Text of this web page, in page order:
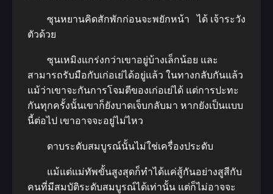
ซุนหยานคิดสักพักก่อนจะพยักหน้า ได้ เจ้าระวัง
ตัวด้วย
ซุนเหมิงแกร่งกว่าเขาอยู่บ้างเล็กน้อย และ
สามารถรับมือกับเก่อเย่ได้อยู่แล้ว ในทางกลับกันแล้ว
แม้ว่าเขาจะกันการโจมตีของเก่อเย่ได้ แต่การปะทะ
กันทุกครั้งนั้นเขาก็ยังบาดเจ็บกลับมา หากยังเป็นแบบ
นี้ต่อไป เขาอาจจะอยู่ไม่ไหว
ดาบระดับสมบูรณ์นั้นไม่ใช่เครื่องประดับ
แม้แต่แม่ทัพขั้นสูงสุดก็ทำได้แค่สู้กันอย่างสูสีกับ
คนที่มีสมบัติระดับสมบูรณ์ได้เท่านั้น แต่ก็ไม่อาจจะ